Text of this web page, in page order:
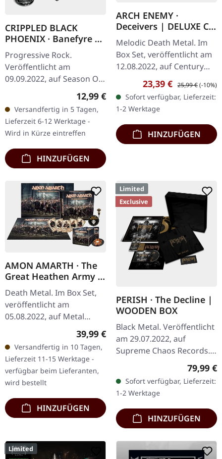
CRIPPLED BLACK
PHOENIX · Banefyre |
CD DIGIBOX
Progressive Rock.
Veröffentlicht am
09.09.2022, auf Season Of
Mist. Deluxe Doppel-CD
DigiPak in Box mit Bonus-
Track und 16-seitigem
Booklet,…
Regulärer Preis:
12,99 €
Versandfertig in 5 Tagen,
Lieferzeit 6-12 Werktage -
Wird in Kürze eintreffen
HINZUFÜGEN
ARCH ENEMY ·
Deceivers | DELUXE CD
BOXSET
Melodic Death Metal. Im
Box Set, veröffentlicht am
12.08.2022, auf Century
Media Records. Limitierte
Box im DVD-Format mit
Heißprägedruck, CD mit
2…
Verkaufspreis:
23,39 € Regulärer Preis:
25,99 €(-10%)
Sofort verfügbar, Lieferzeit:
1-2 Werktage
HINZUFÜGEN
AMON AMARTH · The
Great Heathen Army |
CD BOX SET
Death Metal. Im Box Set,
veröffentlicht am
05.08.2022, auf Metal
Blade Records. Schwere
Special Edition Box mit
DigiPak, Puzzle (1000
Teile),…
Regulärer Preis:
39,99 €
Versandfertig in 10 Tagen,
Lieferzeit 11-15 Werktage -
verfügbar beim Lieferanten,
wird bestellt
HINZUFÜGEN
Limited
Exclusive
PERISH · The Decline |
WOODEN BOX
Black Metal. Veröffentlicht
am 29.07.2022, auf
Supreme Chaos Records.
Extrem schwere schwarze
Holzbox mit graviertem
Logo, Titel und
Nummerierung,…
79,99 €
Sofort verfügbar, Lieferzeit:
1-2 Werktage
HINZUFÜGEN
Limited